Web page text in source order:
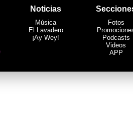
Noticias
Música
El Lavadero
¡Ay Wey!
Fotos
Podcasts
Videos
APP